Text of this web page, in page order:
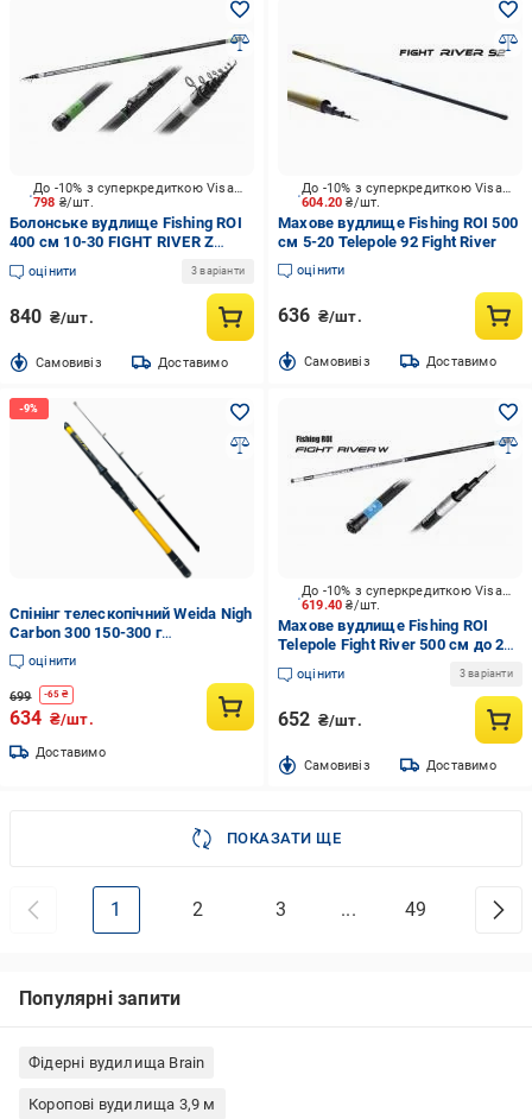
798 ₴/шт.
До -10% з суперкредиткою Visa Вигода
Болонське вудлище Fishing ROI
400 см 10-30 FIGHT RIVER Z
9334, 10-30GR з кільцями
оцінити 3 варіанти
840 ₴/шт.
Cамовивіз Доставимо
604.20₴/шт.
До -10% з суперкредиткою Visa Вигода
Махове вудлище Fishing ROI 500
см 5-20 Telepole 92 Fight River
оцінити
636 ₴/шт.
Cамовивіз Доставимо
Спінінг телескопічний Weida Nigh
Carbon 300 150-300 г
(2297390884)
оцінити
699 -65 ₴
634 ₴/шт.
Доставимо
619.40₴/шт.
До -10% з суперкредиткою Visa Вигода
Махове вудлище Fishing ROI
Telepole Fight River 500 см до 25
г
оцінити 3 варіанти
652 ₴/шт.
Cамовивіз Доставимо
ПОКАЗАТИ ЩЕ
1 2 3 ... 49
Популярні запити
Фідерні вудилища Brain
Коропові вудилища 3,9 м